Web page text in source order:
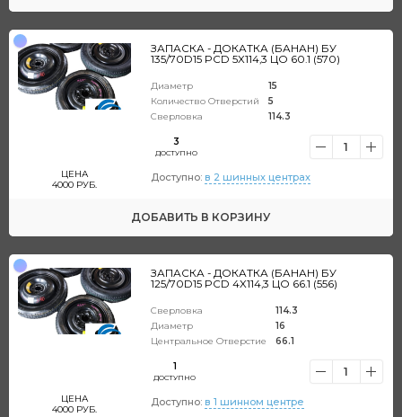
ЦЕНА
4000РУБ.
ЗАПАСКА - ДОКАТКА (БАНАН) БУ
135/70D15 PCD 5X114,3 ЦО 60.1 (570)
Диаметр
Количество Отверстий
Сверловка
15
5
114.3
3
ДОСТУПНО 1
Доступно: в 2 шинных центрах
ДОБАВИТЬ В КОРЗИНУ
ЦЕНА
4000РУБ.
ЗАПАСКА - ДОКАТКА (БАНАН) БУ
125/70D15 PCD 4X114,3 ЦО 66.1 (556)
Сверловка
Диаметр
Центральное Отверстие
114.3
16
66.1
1
ДОСТУПНО 1
Доступно: в 1 шинном центре